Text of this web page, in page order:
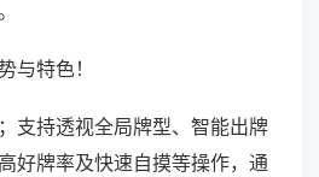
与特色！
支持透视全局牌型、智能出牌
好牌率及快速自摸等操作，通